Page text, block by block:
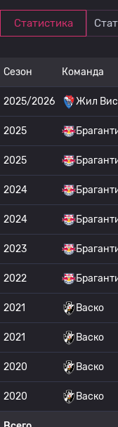
Статистика
Сезон Команда
2025/2026 Жил
2025
2025
2024
2024
2023
2022
2021 Васко
2021 Васко
2020 Васко
2020 Васко